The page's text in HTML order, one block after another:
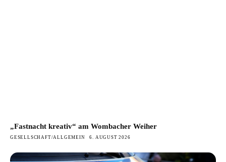
„Fastnacht kreativ“ am Wombacher Weiher
GESELLSCHAFT/ALLGEMEIN 6. AUGUST 2026